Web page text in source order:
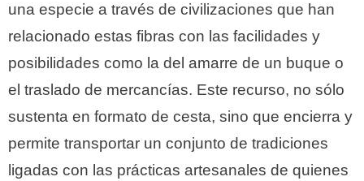
una especie a través de civilizaciones que han
relacionado estas fibras con las facilidades y
posibilidades como la del amarre de un buque o
el traslado de mercancías. Este recurso, no sólo
sustenta en formato de cesta, sino que encierra y
permite transportar un conjunto de tradiciones
ligadas con las prácticas artesanales de quienes